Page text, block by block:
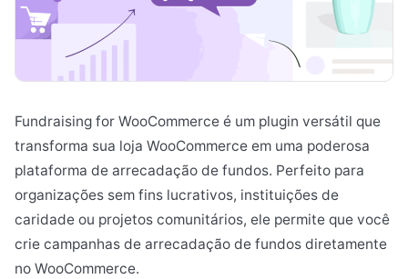
Fundraising for WooCommerce é um plugin versátil que
transforma sua loja WooCommerce em uma poderosa
plataforma de arrecadação de fundos. Perfeito para
organizações sem fins lucrativos, instituições de
caridade ou projetos comunitários, ele permite que você
crie campanhas de arrecadação de fundos diretamente
no WooCommerce.